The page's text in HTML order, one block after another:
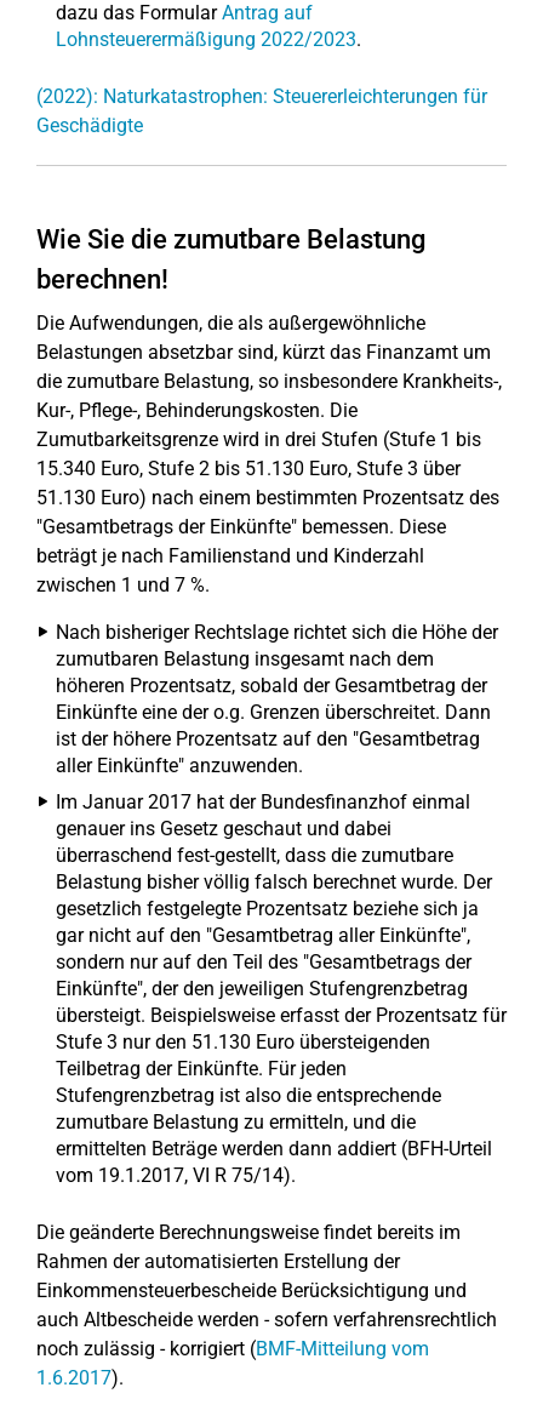
dazu das FormularAntrag auf
Lohnsteuerermäßigung 2022/2023.
(2022): Naturkatastrophen: Steuererleichterungen für
Geschädigte
Wie Sie die zumutbare Belastung
berechnen!
Die Aufwendungen, die als außergewöhnliche
Belastungen absetzbar sind, kürzt das Finanzamt um
die zumutbare Belastung, so insbesondere Krankheits-,
Kur-, Pflege-, Behinderungskosten. Die
Zumutbarkeitsgrenze wird in drei Stufen (Stufe 1 bis
15.340 Euro, Stufe 2 bis 51.130 Euro, Stufe 3 über
51.130 Euro) nach einem bestimmten Prozentsatz des
"Gesamtbetrags der Einkünfte" bemessen. Diese
beträgt je nach Familienstand und Kinderzahl
zwischen 1 und 7 %.
Nach bisheriger Rechtslage richtet sich die Höhe der
zumutbaren Belastung insgesamt nach dem
höheren Prozentsatz, sobald der Gesamtbetrag der
Einkünfte eine der o.g. Grenzen überschreitet. Dann
ist der höhere Prozentsatz auf den "Gesamtbetrag
aller Einkünfte" anzuwenden.
Im Januar 2017 hat der Bundesfinanzhof einmal
genauer ins Gesetz geschaut und dabei
überraschend fest-gestellt, dass die zumutbare
Belastung bisher völlig falsch berechnet wurde. Der
gesetzlich festgelegte Prozentsatz beziehe sich ja
gar nicht auf den "Gesamtbetrag aller Einkünfte",
sondern nur auf den Teil des "Gesamtbetrags der
Einkünfte", der den jeweiligen Stufengrenzbetrag
übersteigt. Beispielsweise erfasst der Prozentsatz für
Stufe 3 nur den 51.130 Euro übersteigenden
Teilbetrag der Einkünfte. Für jeden
Stufengrenzbetrag ist also die entsprechende
zumutbare Belastung zu ermitteln, und die
ermittelten Beträge werden dann addiert (BFH-Urteil
vom 19.1.2017, VI R 75/14).
Die geänderte Berechnungsweise findet bereits im
Rahmen der automatisierten Erstellung der
Einkommensteuerbescheide Berücksichtigung und
auch Altbescheide werden - sofern verfahrensrechtlich
noch zulässig - korrigiert (BMF-Mitteilung vom
1.6.2017).